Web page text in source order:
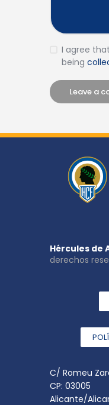
I agree
being
Hércules de
derechos
C/ Romeu
CP: 03005
Alicante/